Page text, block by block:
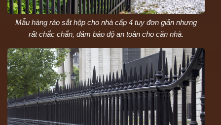
Mẫu hàng rào sắt hộp cho nhà cấp 4 tuy đơn giản nhưng
rất chắc chắn, đảm bảo độ an toàn cho căn nhà.